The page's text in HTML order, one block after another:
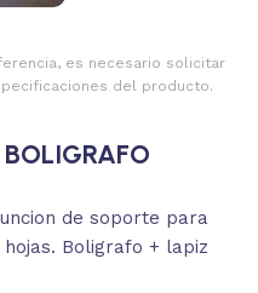
es necesario solicitar
del producto.
de soporte para
Boligrafo + lapiz